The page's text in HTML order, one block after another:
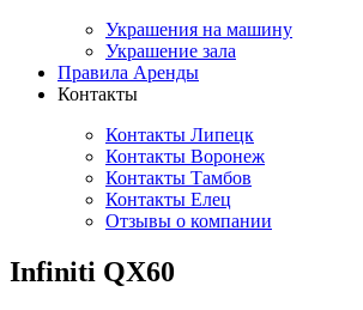
Украшения на машину
Украшение зала
Правила Аренды
Контакты
Контакты Липецк
Контакты Воронеж
Контакты Тамбов
Контакты Елец
Отзывы о компании
Infiniti QX60